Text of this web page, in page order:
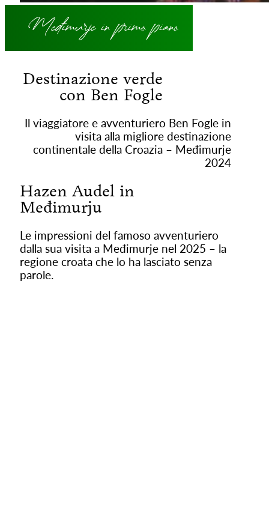
Međimurje in primo piano
Destinazione verde
con Ben Fogle
Il viaggiatore e avventuriero Ben Fogle in
visita alla migliore destinazione
continentale della Croazia – Međimurje
2024
Hazen Audel in
Međimurju
Le impressioni del famoso avventuriero
dalla sua visita a Međimurje nel 2025 – la
regione croata che lo ha lasciato senza
parole.